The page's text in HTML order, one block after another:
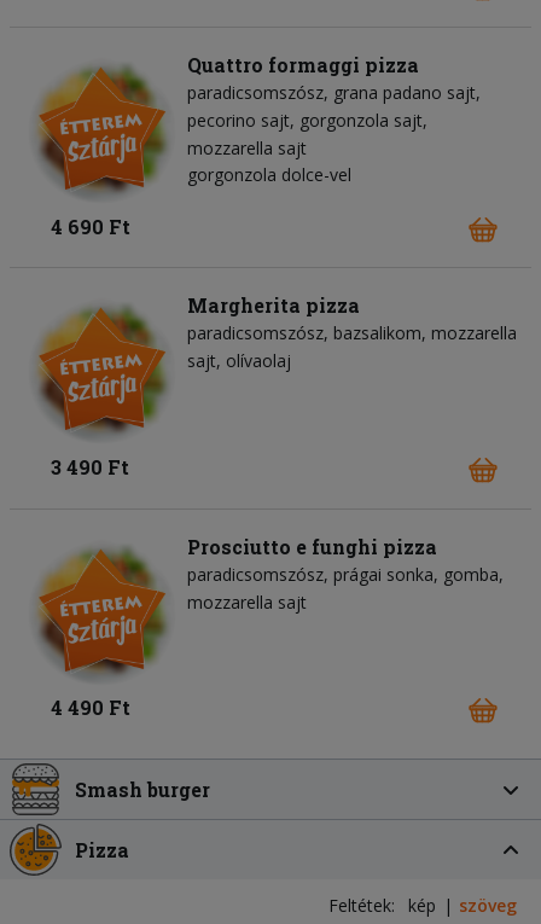
Quattro formaggi pizza
paradicsomszósz grana padano sajt
pecorino sajt gorgonzola sajt
mozzarella sajt
gorgonzola dolce-vel
4 690 Ft
Margherita pizza
paradicsomszósz bazsalikom mozzarella
sajt olívaolaj
3 490 Ft
Prosciutto e funghi pizza
paradicsomszósz prágai sonka gomba
mozzarella sajt
4 490 Ft
Smash burger
Pizza
Feltétek: kép szöveg